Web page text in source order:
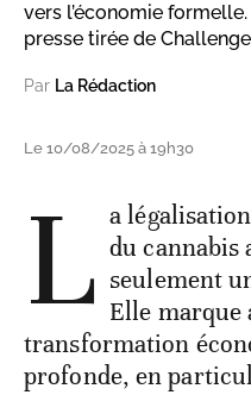
vers l’économie
presse tirée de
Par La Rédaction
Le 10/08/2025 à 19h30
L a
du cannabis
seulement
Elle marque
transformation
profonde, en